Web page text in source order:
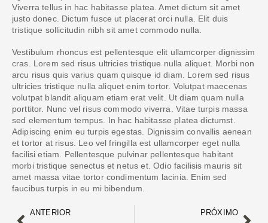
Viverra tellus in hac habitasse platea. Amet dictum sit amet
justo donec. Dictum fusce ut placerat orci nulla. Elit duis
tristique sollicitudin nibh sit amet commodo nulla.
Vestibulum rhoncus est pellentesque elit ullamcorper dignissim
cras. Lorem sed risus ultricies tristique nulla aliquet. Morbi non
arcu risus quis varius quam quisque id diam. Lorem sed risus
ultricies tristique nulla aliquet enim tortor. Volutpat maecenas
volutpat blandit aliquam etiam erat velit. Ut diam quam nulla
porttitor. Nunc vel risus commodo viverra. Vitae turpis massa
sed elementum tempus. In hac habitasse platea dictumst.
Adipiscing enim eu turpis egestas. Dignissim convallis aenean
et tortor at risus. Leo vel fringilla est ullamcorper eget nulla
facilisi etiam. Pellentesque pulvinar pellentesque habitant
morbi tristique senectus et netus et. Odio facilisis mauris sit
amet massa vitae tortor condimentum lacinia. Enim sed
faucibus turpis in eu mi bibendum.
ANTERIOR PRÓXIMO